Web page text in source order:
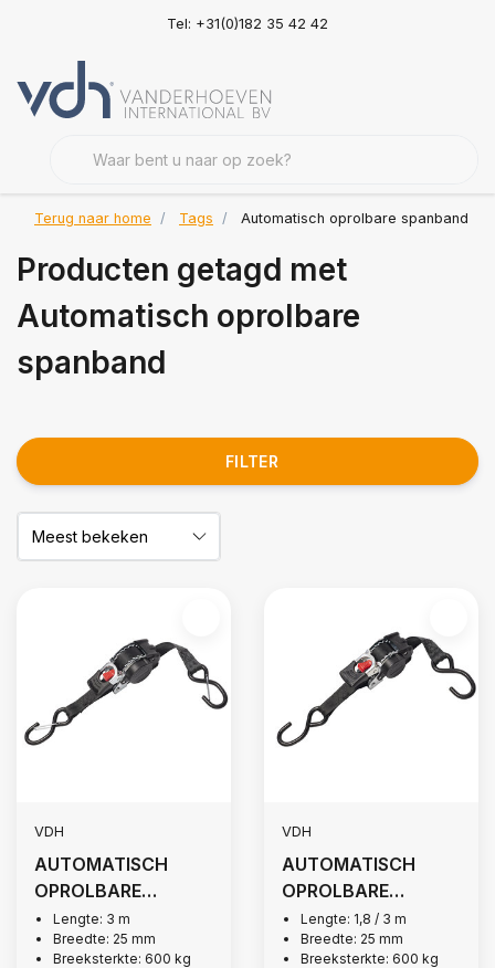
Tel: +31(0)182 35 42 42
Terug naar home Tags Automatisch oprolbare spanband
Producten getagd met
Automatisch oprolbare
spanband
FILTER
VDH
AUTOMATISCH
OPROLBARE
SPANBAND, 600 KG
+ KLEP
Lengte: 3 m
Breedte: 25 mm
Breeksterkte: 600 kg
VDH
AUTOMATISCH
OPROLBARE
SPANBAND, 600 KG
Lengte: 1,8 / 3 m
Breedte: 25 mm
Breeksterkte: 600 kg